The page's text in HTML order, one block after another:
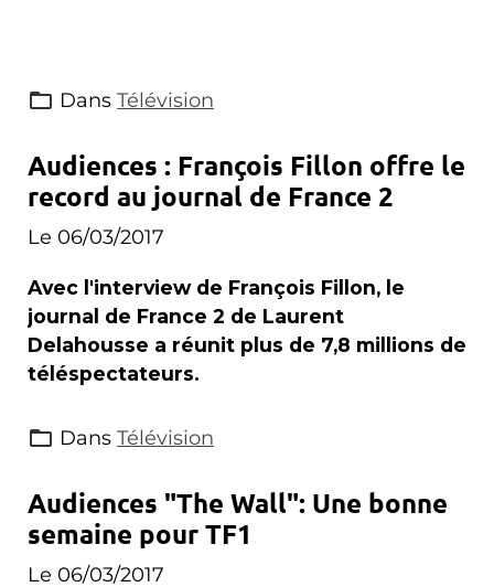
Dans Télévision
Audiences : François Fillon offre le
record au journal de France 2
Le 06/03/2017
Avec l'interview de François Fillon, le
journal de France 2 de Laurent
Delahousse a réunit plus de 7,8 millions de
téléspectateurs.
Dans Télévision
Audiences "The Wall": Une bonne
semaine pour TF1
Le 06/03/2017